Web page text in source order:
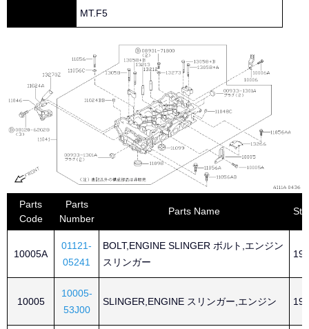
MT.F5
Parts
Code
Parts
Number
Parts Name
10005A
01121-
05241
BOLT,ENGINE SLINGER ボルト,エンジン
スリンガー
10005
10005-
53J00
SLINGER,ENGINE スリンガー,エンジン